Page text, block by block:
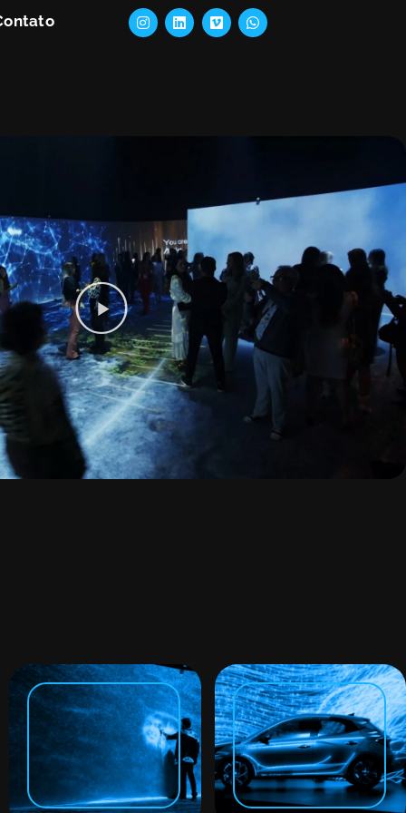
EXPERIÊNCIA
IMERSIVA
EXPERIÊNCIA
INTERATIVA
Atração
Allergan
VÍDEO MAPPING
Lançamento
HB20